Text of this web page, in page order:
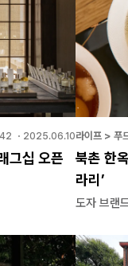
・ 2025.06.10
그십 오픈
라이프 > 푸
북촌 한
라리’
도자 브랜